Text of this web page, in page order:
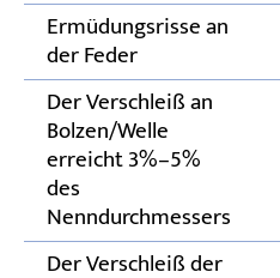
Ermüdungsrisse an
der Feder
Der Verschleiß an
Bolzen/Welle
erreicht 3%–5%
des
Nenndurchmessers
Der Verschleiß der